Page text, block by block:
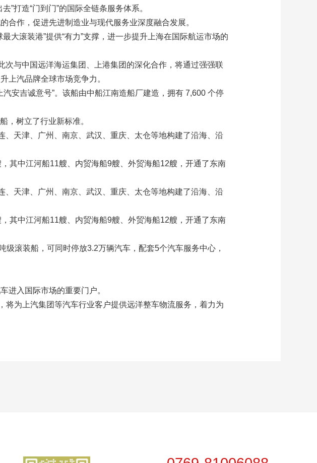
”打造“门到门”的国际全链条服务体系。
合作，促进先进制造业与现代服务业深度融合发展。
大滚装港”提供“有力”支撑，进一步提升上海在国际航运市场的
次与中国远洋海运集团、上港集团的深化合作，将通过强强联
上汽品牌全球市场竞争力。
安吉诚意号”。该船由中船江南造船厂建造，拥有 7,600 个停
，树立了行业新标准。
、天津、广州、南京、武汉、重庆、太仓等地构建了沿海、沿
其中江河船11艘、内贸海船9艘、外贸海船12艘，开通了东南
、天津、广州、南京、武汉、重庆、太仓等地构建了沿海、沿
其中江河船11艘、内贸海船9艘、外贸海船12艘，开通了东南
滚装船，可同时停放3.2万辆汽车，配套5个汽车服务中心，
进入国际市场的重要门户。
为上汽集团等汽车行业客户提供远洋整车物流服务，着力为